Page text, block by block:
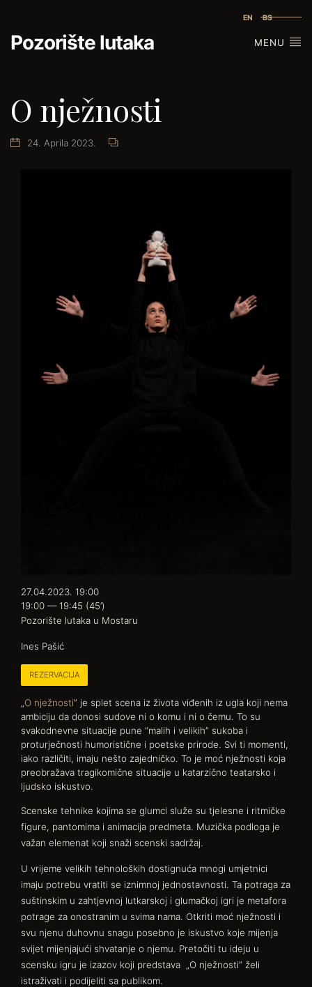
EN BS
Pozorište lutaka MENU
O nježnosti
24. Aprila 2023.
„O nježnosti” je splet scena iz života viđenih iz ugla koji nema
ambiciju da donosi sudove ni o komu i ni o čemu. To su
svakodnevne situacije pune “malih i velikih” sukoba i
proturječnosti humoristične i poetske prirode. Svi ti momenti,
iako različiti, imaju nešto zajedničko. To je moć nježnosti koja
preobražava tragikomične situacije u katarzično teatarsko i
ljudsko iskustvo.
Scenske tehnike kojima se glumci služe su tjelesne i ritmičke
figure, pantomima i animacija predmeta. Muzička podloga je
važan elemenat koji snaži scenski sadržaj.
U vrijeme velikih tehnoloških dostignuća mnogi umjetnici
imaju potrebu vratiti se iznimnoj jednostavnosti. Ta potraga za
suštinskim u zahtjevnoj lutkarskoj i glumačkoj igri je metafora
potrage za onostranim u svima nama. Otkriti moć nježnosti i
svu njenu duhovnu snagu posebno je iskustvo koje mijenja
svijet mijenjajući shvatanje o njemu. Pretočiti tu ideju u
scensku igru je izazov koji predstava „O nježnosti” želi
istraživati i podijeliti sa publikom.
27.04.2023. 19:00
19:00 — 19:45 (45’)
Pozorište lutaka u Mostaru
Ines Pašić
REZERVACIJA